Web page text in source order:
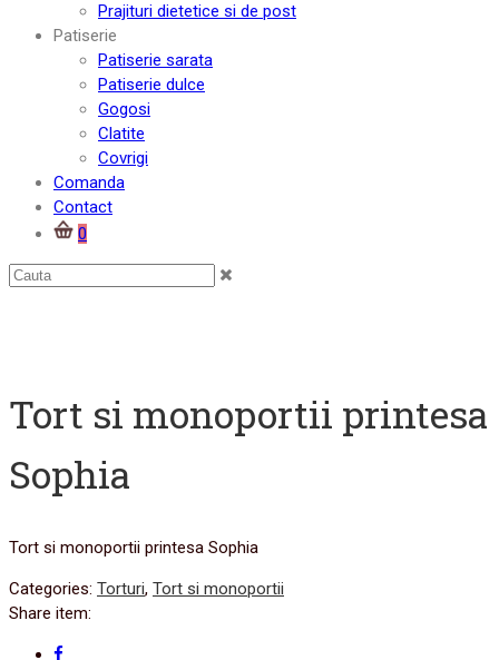
Prajituri dietetice si de post
Patiserie
Patiserie sarata
Patiserie dulce
Gogosi
Clatite
Covrigi
Comanda
Contact
0
Tort si monoportii printesa
Sophia
Tort si monoportii printesa Sophia
Categories: Torturi, Tort si monoportii
Share item: